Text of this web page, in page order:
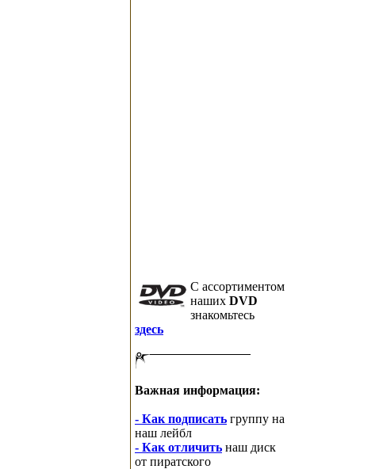
C ассортиментом
наших DVD
знакомьтесь
здесь
Важная информация:
- Как подписать группу на
наш лейбл
- Как отличить наш диск
от пиратского